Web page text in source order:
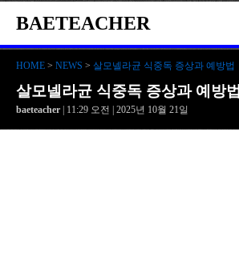
BAETEACHER
HOME > NEWS > 살모넬라균 식중독 증상과 예방법
살모넬라균 식중독 증상과 예방법
baeteacher | 11:29 오전 | 2025년 10월 21일